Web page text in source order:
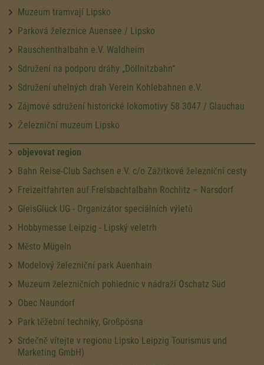
Muzeum tramvají Lipsko
Parková železnice Auensee / Lipsko
Rauschenthalbahn e.V. Waldheim
Sdružení na podporu dráhy „Döllnitzbahn“
Sdružení uhelných drah Verein Kohlebahnen e.V.
Zájmové sdružení historické lokomotivy 58 3047 / Glauchau
Železniční muzeum Lipsko
objevovat region
Bahn Reise-Club Sachsen e.V. c/o Zážitkové železniční cesty
Freizeitfahrten auf Frelsbachtalbahn Rochlitz – Narsdorf
GleisGlück UG - Organizátor speciálních výletů
Hobbymesse Leipzig - Lipský veletrh
Město Mügeln
Modelový železniční park Auenhain
Muzeum železničních pohlednic v nádraží Oschatz Süd
Obec Naundorf
Park těžební techniky, Großpösna
Srdečně vítejte v regionu Lipsko Leipzig Tourismus und
Marketing GmbH)